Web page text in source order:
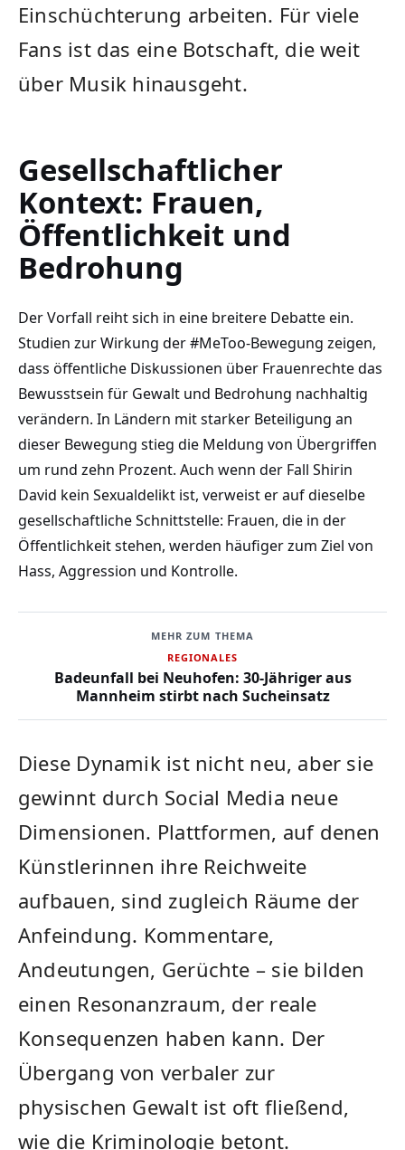
Einschüchterung arbeiten. Für viele
Fans ist das eine Botschaft, die weit
über Musik hinausgeht.
Gesellschaftlicher
Kontext: Frauen,
Öffentlichkeit und
Bedrohung
Der Vorfall reiht sich in eine breitere Debatte ein.
Studien zur Wirkung der #MeToo-Bewegung zeigen,
dass öffentliche Diskussionen über Frauenrechte das
Bewusstsein für Gewalt und Bedrohung nachhaltig
verändern. In Ländern mit starker Beteiligung an
dieser Bewegung stieg die Meldung von Übergriffen
um rund zehn Prozent. Auch wenn der Fall Shirin
David kein Sexualdelikt ist, verweist er auf dieselbe
gesellschaftliche Schnittstelle: Frauen, die in der
Öffentlichkeit stehen, werden häufiger zum Ziel von
Hass, Aggression und Kontrolle.
MEHR ZUM THEMA
REGIONALES
Badeunfall bei Neuhofen: 30-Jähriger aus
Mannheim stirbt nach Sucheinsatz
Diese Dynamik ist nicht neu, aber sie
gewinnt durch Social Media neue
Dimensionen. Plattformen, auf denen
Künstlerinnen ihre Reichweite
aufbauen, sind zugleich Räume der
Anfeindung. Kommentare,
Andeutungen, Gerüchte – sie bilden
einen Resonanzraum, der reale
Konsequenzen haben kann. Der
Übergang von verbaler zur
physischen Gewalt ist oft fließend,
wie die Kriminologie betont.